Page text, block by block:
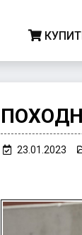
23.01.2023